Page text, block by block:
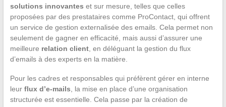
solutions innovantes et sur mesure, telles que celles
proposées par des prestataires comme ProContact, qui offrent
un service de gestion externalisée des emails. Cela permet non
seulement de gagner en efficacité, mais aussi d’assurer une
meilleure relation client, en déléguant la gestion du flux
d’emails à des experts en la matière.
Pour les cadres et responsables qui préfèrent gérer en interne
leur flux d’e-mails , la mise en place d’une organisation
structurée est essentielle. Cela passe par la création de